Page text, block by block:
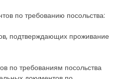
по требованию посольства:
подтверждающих проживание
по требованиям посольства